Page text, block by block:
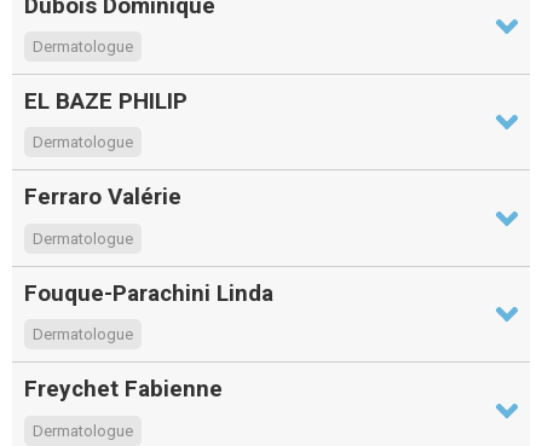
Dermatologue
EL BAZE PHILIP
Dermatologue
Ferraro Valérie
Dermatologue
Fouque-Parachini Linda
Dermatologue
Freychet Fabienne
Dermatologue